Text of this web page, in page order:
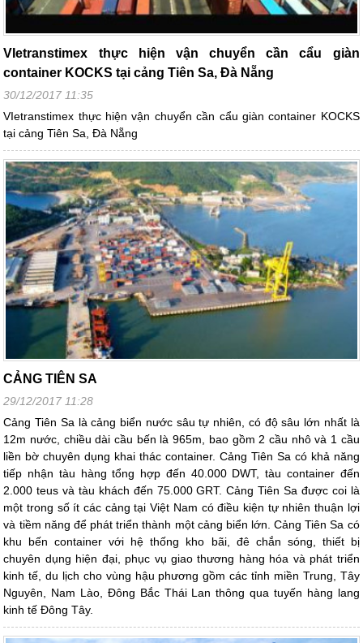
VIetranstimex thực hiện vận chuyển cần cẩu giàn
container KOCKS tại cảng Tiên Sa, Đà Nẵng
30/12/2017 11:35
VIetranstimex thực hiện vận chuyển cần cẩu giàn container KOCKS
tại cảng Tiên Sa, Đà Nẵng
CẢNG TIÊN SA
29/12/2017 11:28
Cảng Tiên Sa là cảng biển nước sâu tự nhiên, có độ sâu lớn nhất là
12m nước, chiều dài cầu bến là 965m, bao gồm 2 cầu nhô và 1 cầu
liền bờ chuyên dụng khai thác container. Cảng Tiên Sa có khả năng
tiếp nhận tàu hàng tổng hợp đến 40.000 DWT, tàu container đến
2.000 teus và tàu khách đến 75.000 GRT. Cảng Tiên Sa được coi là
một trong số ít các cảng tại Việt Nam có điều kiện tự nhiên thuận lợi
và tiềm năng để phát triển thành một cảng biển lớn. Cảng Tiên Sa có
khu bến container với hệ thống kho bãi, đê chắn sóng, thiết bị
chuyên dụng hiện đại, phục vụ giao thương hàng hóa và phát triển
kinh tế, du lịch cho vùng hậu phương gồm các tỉnh miền Trung, Tây
Nguyên, Nam Lào, Đông Bắc Thái Lan thông qua tuyến hàng lang
kinh tế Đông Tây.